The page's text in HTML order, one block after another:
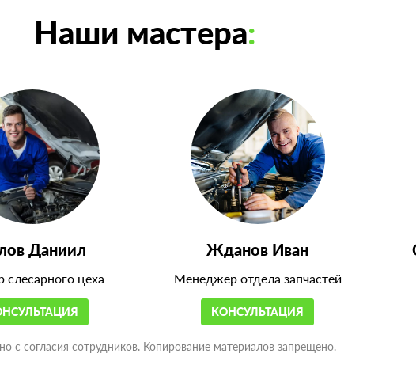
Наши мастера:
Даниил
слесарного цеха
Жданов Иван
Менеджер отдела запчастей
КОНСУЛЬТАЦИЯ
с согласия сотрудников. Копирование материалов запрещено.